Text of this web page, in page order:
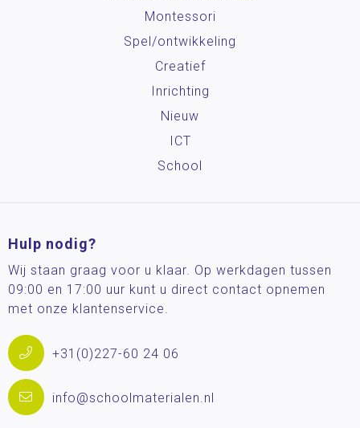
Montessori
Spel/ontwikkeling
Creatief
Inrichting
Nieuw
ICT
School
Hulp nodig?
Wij staan graag voor u klaar. Op werkdagen tussen
09:00 en 17:00 uur kunt u direct contact opnemen
met onze klantenservice.
+31(0)227-60 24 06
info@schoolmaterialen.nl